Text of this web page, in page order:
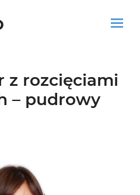
z rozcięciami
– pudrowy